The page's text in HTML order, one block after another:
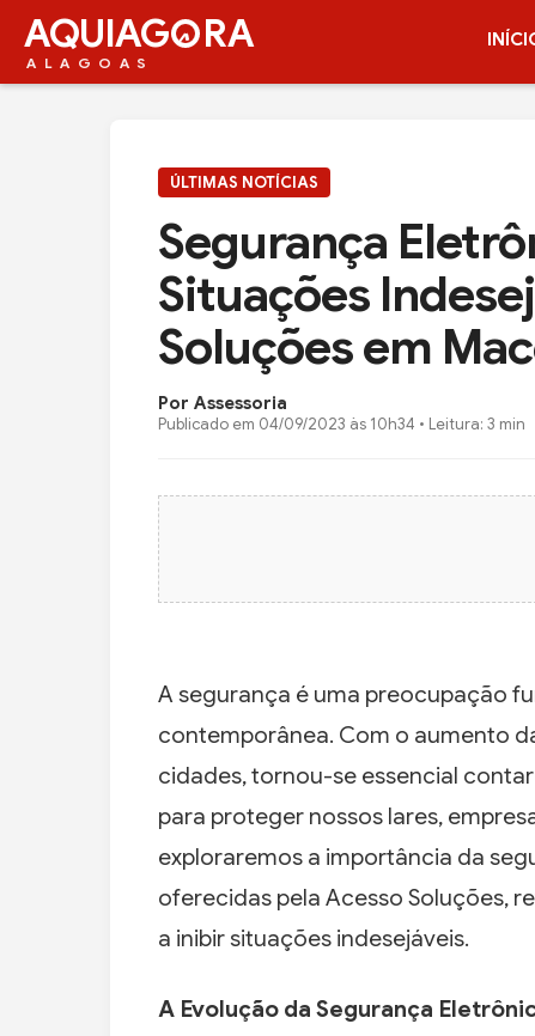
AQUIAG RA
ALAGOAS
ÚLTIMAS NOTÍCIAS
Segurança
Situações
Soluções em
Por Assessoria
Publicado em 04/09/2023 às 10h34 • Leitura: 3 min
A segurança é uma preocupação
contemporânea. Com o aumento
cidades, tornou-se essencial
para proteger nossos lares,
exploraremos a importância da
oferecidas pela Acesso Soluções,
a inibir situações indesejáveis.
A Evolução da Segurança